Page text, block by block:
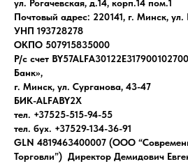
ул. Рогачевская, д.14, корп.14 пом.1
Почтовый адрес: 220141, г. Минск,
УНП 193728278
ОКПО 507915835000
Р/с счет
Банк»,
г. Минск, ул. Сурганова, 43-47
БИК-ALFABY2X
тел. +37525-515-94-55
тел. бух. +37529-134-36-91
GLN 4819463400007 (ООО
Торговли”) Директор Демидович